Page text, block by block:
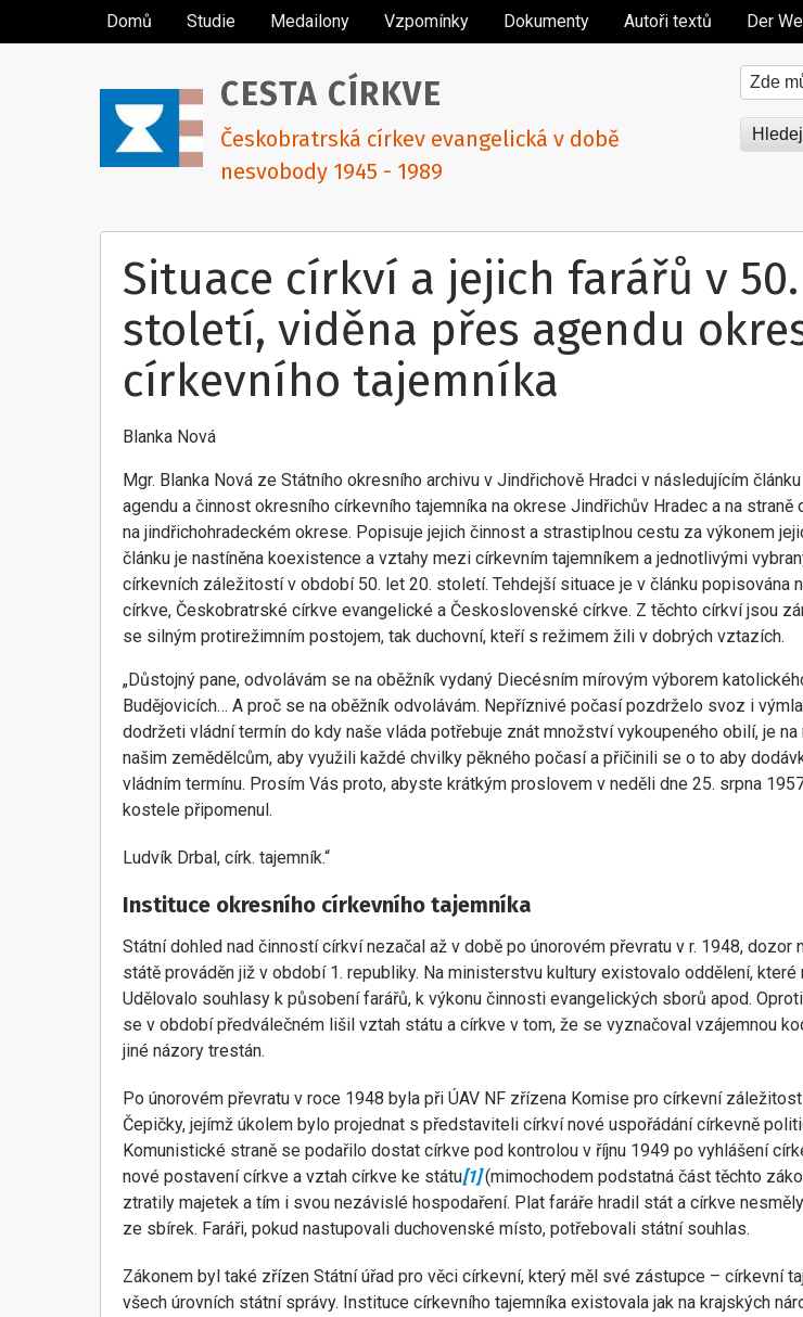
Domů Studie Medailony Vzpomínky Dokumenty Autoři textů Der
CESTA CÍRKVE
Českobratrská církev evangelická v době
nesvobody 1945 - 1989
Situace církví a jejich farářů v
století, viděna přes agendu
církevního tajemníka
Blanka Nová
Mgr. Blanka Nová ze Státního okresního archivu v Jindřichově Hradci v následujícím
agendu a činnost okresního církevního tajemníka na okrese Jindřichův Hradec a na straně
na jindřichohradeckém okrese. Popisuje jejich činnost a strastiplnou cestu za výkonem
článku je nastíněna koexistence a vztahy mezi církevním tajemníkem a jednotlivými
církevních záležitostí v období 50. let 20. století. Tehdejší situace je v článku popisována
církve, Českobratrské církve evangelické a Československé církve. Z těchto církví jsou
se silným protirežimním postojem, tak duchovní, kteří s režimem žili v dobrých vztazích.
„Důstojný pane, odvolávám se na oběžník vydaný Diecésním mírovým výborem
Budějovicích… A proč se na oběžník odvolávám. Nepříznivé počasí pozdrželo svoz i
dodržeti vládní termín do kdy naše vláda potřebuje znát množství vykoupeného obilí, je
našim zemědělcům, aby využili každé chvilky pěkného počasí a přičinili se o to aby
vládním termínu. Prosím Vás proto, abyste krátkým proslovem v neděli dne 25. srpna
kostele připomenul.
Ludvík Drbal, círk. tajemník.“
Instituce okresního církevního tajemníka
Státní dohled nad činností církví nezačal až v době po únorovém převratu v r. 1948, dozor
státě prováděn již v období 1. republiky. Na ministerstvu kultury existovalo oddělení,
Udělovalo souhlasy k působení farářů, k výkonu činnosti evangelických sborů apod.
se v období předválečném lišil vztah státu a církve v tom, že se vyznačoval vzájemnou
jiné názory trestán.
Po únorovém převratu v roce 1948 byla při ÚAV NF zřízena Komise pro církevní
Čepičky, jejímž úkolem bylo projednat s představiteli církví nové uspořádání církevně
Komunistické straně se podařilo dostat církve pod kontrolou v říjnu 1949 po vyhlášení
nové postavení církve a vztah církve ke státu[1](mimochodem podstatná část těchto
ztratily majetek a tím i svou nezávislé hospodaření. Plat faráře hradil stát a církve
ze sbírek. Faráři, pokud nastupovali duchovenské místo, potřebovali státní souhlas.
Zákonem byl také zřízen Státní úřad pro věci církevní, který měl své zástupce – církevní
všech úrovních státní správy. Instituce církevního tajemníka existovala jak na krajských